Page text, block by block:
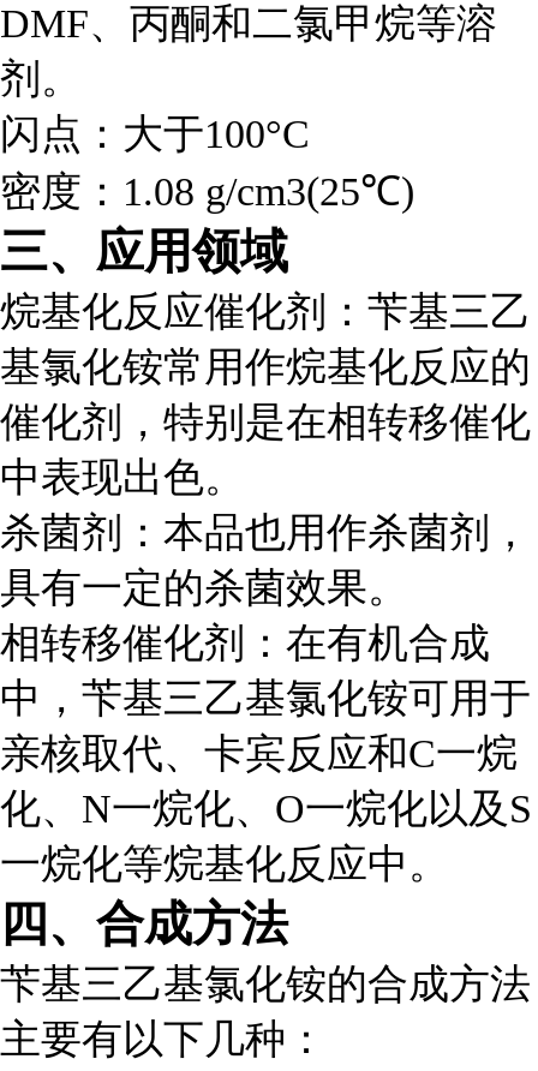
DMF、丙酮和二氯甲烷等溶
剂。
闪点 ：大于100°C
密度 ：1.08 g/cm3(25℃)
三、应用领域
烷基化反应催化剂 ：苄基三乙
基氯化铵常用作烷基化反应的
催化剂，特别是在相转移催化
中表现出色。
杀菌剂 ：本品也用作杀菌剂，
具有一定的杀菌效果。
相转移催化剂 ：在有机合成
中，苄基三乙基氯化铵可用于
亲核取代、卡宾反应和C一烷
化、N一烷化、O一烷化以及S
一烷化等烷基化反应中。
四、合成方法
苄基三乙基氯化铵的合成方法
主要有以下几种：